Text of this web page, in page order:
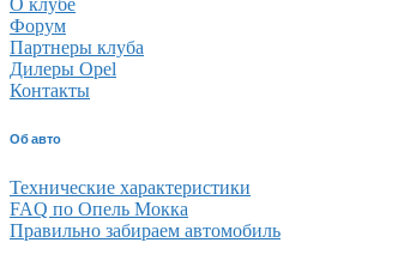
Форум
Партнеры клуба
Дилеры Opel
Контакты
Об авто
Технические характеристики
FAQ по Опель Мокка
Правильно забираем автомобиль